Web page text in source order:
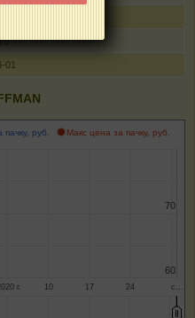
01
руб. Макс цена за пачку, руб.
г. с…
10 17 24
60
60
70
70